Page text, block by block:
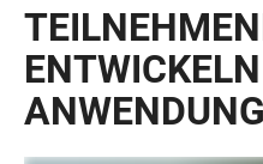
ENTWICKELN